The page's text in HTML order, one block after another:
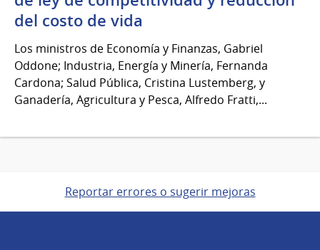
del costo de vida
Los ministros de Economía y Finanzas, Gabriel
Oddone; Industria, Energía y Minería, Fernanda
Cardona; Salud Pública, Cristina Lustemberg, y
Ganadería, Agricultura y Pesca, Alfredo Fratti,...
Reportar errores o sugerir mejoras